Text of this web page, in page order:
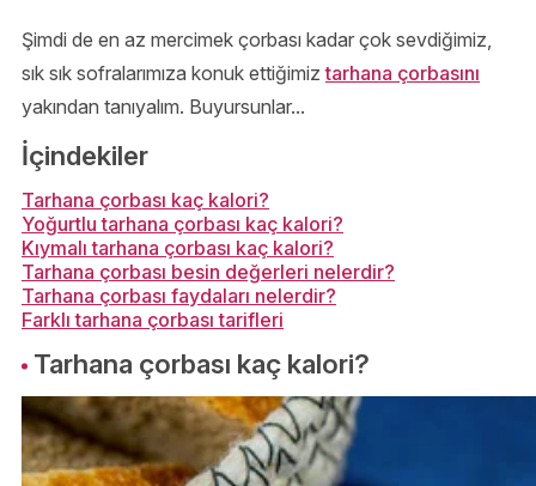
Şimdi de en az mercimek çorbası kadar çok sevdiğimiz,
sık sık sofralarımıza konuk ettiğimiztarhana çorbasını
yakından tanıyalım. Buyursunlar...
İçindekiler
Tarhana çorbası kaç kalori?
Yoğurtlu tarhana çorbası kaç kalori?
Kıymalı tarhana çorbası kaç kalori?
Tarhana çorbası besin değerleri nelerdir?
Tarhana çorbası faydaları nelerdir?
Farklı tarhana çorbası tarifleri
Tarhana çorbası kaç kalori?